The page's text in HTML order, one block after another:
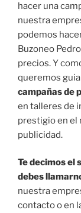
hacer una
nuestra
podemos
Buzoneo
precios. Y
queremos
campañas de
en talleres de
prestigio en el
publicidad.
Te decimos el
debes
nuestra
contacto o en